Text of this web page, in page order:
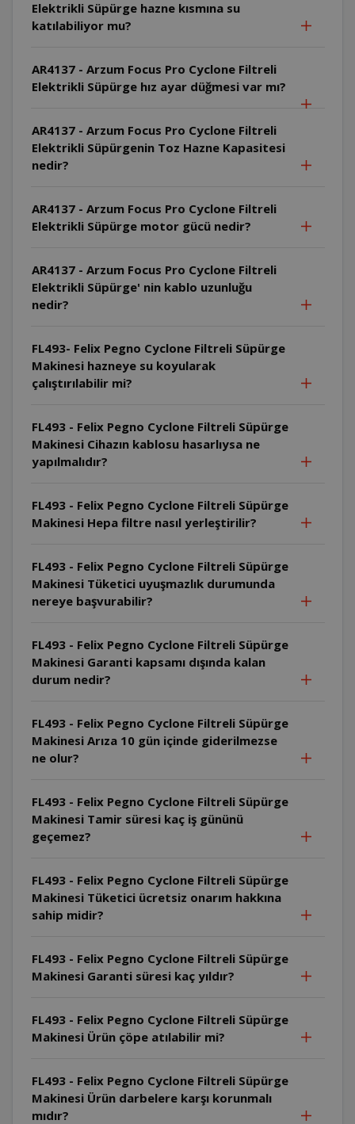
Elektrikli Süpürge hazne kısmına su
katılabiliyor mu?
AR4137 - Arzum Focus Pro Cyclone Filtreli
Elektrikli Süpürge hız ayar düğmesi var mı?
AR4137 - Arzum Focus Pro Cyclone Filtreli
Elektrikli Süpürgenin Toz Hazne Kapasitesi
nedir?
AR4137 - Arzum Focus Pro Cyclone Filtreli
Elektrikli Süpürge motor gücü nedir?
AR4137 - Arzum Focus Pro Cyclone Filtreli
Elektrikli Süpürge' nin kablo uzunluğu
nedir?
FL493- Felix Pegno Cyclone Filtreli Süpürge
Makinesi hazneye su koyularak
çalıştırılabilir mi?
FL493 - Felix Pegno Cyclone Filtreli Süpürge
Makinesi Cihazın kablosu hasarlıysa ne
yapılmalıdır?
FL493 - Felix Pegno Cyclone Filtreli Süpürge
Makinesi Hepa filtre nasıl yerleştirilir?
FL493 - Felix Pegno Cyclone Filtreli Süpürge
Makinesi Tüketici uyuşmazlık durumunda
nereye başvurabilir?
FL493 - Felix Pegno Cyclone Filtreli Süpürge
Makinesi Garanti kapsamı dışında kalan
durum nedir?
FL493 - Felix Pegno Cyclone Filtreli Süpürge
Makinesi Arıza 10 gün içinde giderilmezse
ne olur?
FL493 - Felix Pegno Cyclone Filtreli Süpürge
Makinesi Tamir süresi kaç iş gününü
geçemez?
FL493 - Felix Pegno Cyclone Filtreli Süpürge
Makinesi Tüketici ücretsiz onarım hakkına
sahip midir?
FL493 - Felix Pegno Cyclone Filtreli Süpürge
Makinesi Garanti süresi kaç yıldır?
FL493 - Felix Pegno Cyclone Filtreli Süpürge
Makinesi Ürün çöpe atılabilir mi?
FL493 - Felix Pegno Cyclone Filtreli Süpürge
Makinesi Ürün darbelere karşı korunmalı
mıdır?